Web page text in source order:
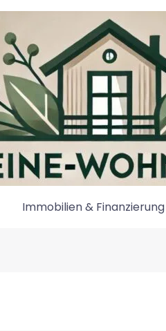
Immobilien & Finanzierung